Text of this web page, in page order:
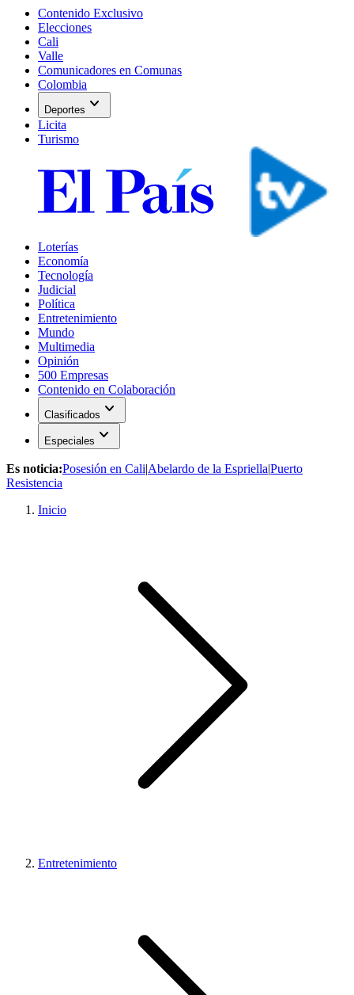
Contenido Exclusivo
Elecciones
Cali
Valle
Comunicadores en Comunas
Colombia
Deportes expand_more
Licita
Turismo
Loterías
Economía
Tecnología
Judicial
Política
Entretenimiento
Mundo
Multimedia
Opinión
500 Empresas
Contenido en Colaboración
Clasificados expand_more
Especiales expand_more
Es noticia:Posesión en Cali|Abelardo de la Espriella|Puerto
Resistencia
Inicio
Entretenimiento